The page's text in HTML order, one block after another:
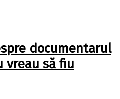
documentarul
vreau să fiu